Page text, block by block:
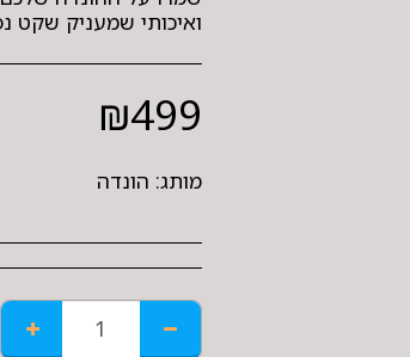
ואיכותי שמעניק שקט
₪499
מותג: הונדה